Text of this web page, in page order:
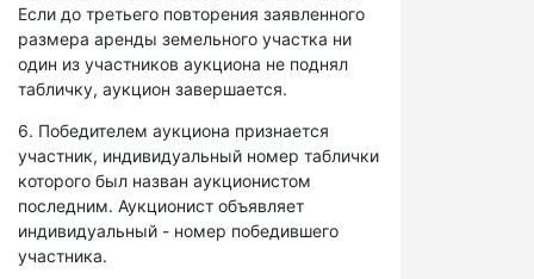
Если до третьего повторения заявленного
размера аренды земельного участка ни
один из участников аукциона не поднял
табличку, аукцион завершается.
6. Победителем аукциона признается
участник, индивидуальный номер таблички
которого был назван аукционистом
последним. Аукционист объявляет
индивидуальный - номер победившего
участника.